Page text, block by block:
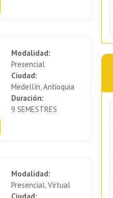
Modalidad:
Presencial
Ciudad:
Medellín, Antioquia
Duración:
9 SEMESTRES
Modalidad:
Presencial, Virtual